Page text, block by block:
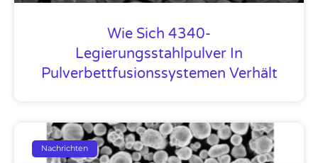
Wie Sich 4340-
Legierungsstahlpulver In
Pulverbettfusionssystemen Verhält
Nachrichten